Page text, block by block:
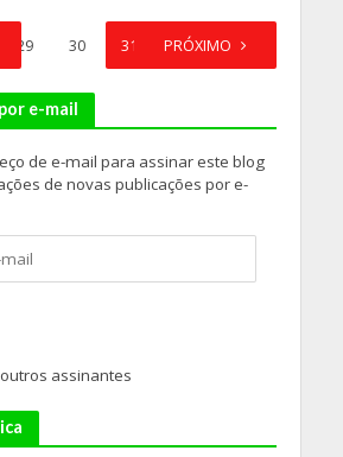
29 30 31 32 33
PRÓXIMO
e-mail
de e-mail para assinar este blog
de novas publicações por e-
assinantes